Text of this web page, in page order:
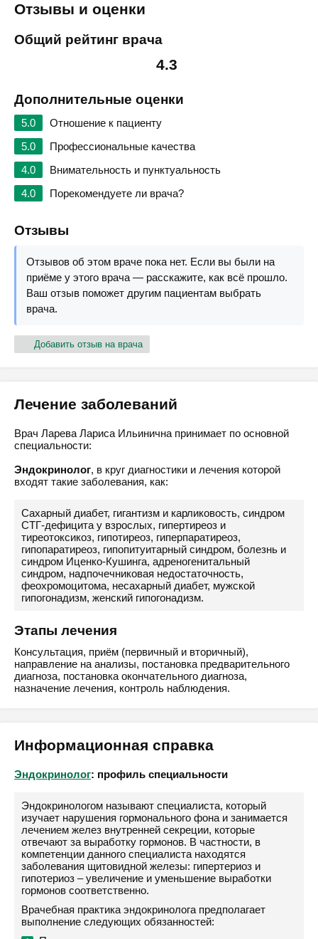
Отзывы и оценки
Общий рейтинг врача
4.3
Дополнительные оценки
5.0
Отношение к пациенту
5.0
Профессиональные качества
4.0
Внимательность и пунктуальность
4.0
Порекомендуете ли врача?
Отзывы
Отзывов об этом враче пока нет. Если вы были на
приёме у этого врача — расскажите, как всё прошло.
Ваш отзыв поможет другим пациентам выбрать
врача.
Добавить отзыв на врача
Лечение заболеваний
Врач Ларева Лариса Ильинична принимает по основной
специальности:
Эндокринолог, в круг диагностики и лечения которой
входят такие заболевания, как:
Сахарный диабет, гигантизм и карликовость, синдром
СТГ-дефицита у взрослых, гипертиреоз и
тиреотоксикоз, гипотиреоз, гиперпаратиреоз,
гипопаратиреоз, гипопитуитарный синдром, болезнь и
синдром Иценко-Кушинга, адреногенитальный
синдром, надпочечниковая недостаточность,
феохромоцитома, несахарный диабет, мужской
гипогонадизм, женский гипогонадизм.
Этапы лечения
Консультация, приём (первичный и вторичный),
направление на анализы, постановка предварительного
диагноза, постановка окончательного диагноза,
назначение лечения, контроль наблюдения.
Информационная справка
Эндокринолог: профиль специальности
Эндокринологом называют специалиста, который
изучает нарушения гормонального фона и занимается
лечением желез внутренней секреции, которые
отвечают за выработку гормонов. В частности, в
компетенции данного специалиста находятся
заболевания щитовидной железы: гипертериоз и
гипотериоз – увеличение и уменьшение выработки
гормонов соответственно.
Врачебная практика эндокринолога предполагает
выполнение следующих обязанностей: